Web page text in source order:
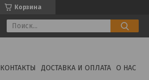
Корзина
КОНТАКТЫ ДОСТАВКА И ОПЛАТА О НАС